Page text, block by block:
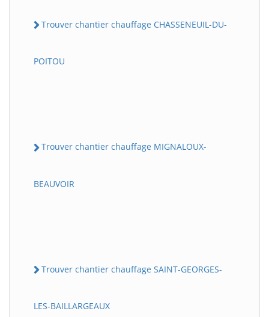
Trouver chantier chauffage CHASSENEUIL-DU-
POITOU
Trouver chantier chauffage MIGNALOUX-
BEAUVOIR
Trouver chantier chauffage SAINT-GEORGES-
LES-BAILLARGEAUX